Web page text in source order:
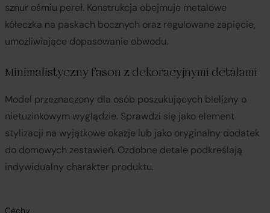
sznur ośmiu pereł. Konstrukcja obejmuje metalowe
kółeczka na paskach bocznych oraz regulowane zapięcie,
umożliwiające dopasowanie obwodu.
Minimalistyczny fason z dekoracyjnymi detalami
Model przeznaczony dla osób poszukujących bielizny o
nietuzinkowym wyglądzie. Sprawdzi się jako element
stylizacji na wyjątkowe okazje lub jako oryginalny dodatek
do domowych zestawień. Ozdobne detale podkreślają
indywidualny charakter produktu.
Cechy